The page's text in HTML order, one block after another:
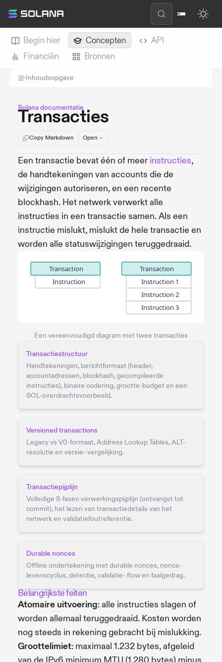
Begin hier Concepten
API
Financiën
Bronnen
Inhoudsopgave
Solana documentatie
Transacties
Copy Markdown Open
Een transactie bevat één of meer instructies,
de handtekeningen van accounts die de
wijzigingen autoriseren, en een recente
blockhash. Het netwerk verwerkt alle
instructies in een transactie samen. Als een
instructie mislukt, mislukt de hele transactie en
worden alle statuswijzigingen teruggedraaid.
Een vereenvoudigd diagram met twee transacties
Transactiestructuur
Handtekeningen, berichtformaat (header,
accountadressen, blockhash, gecompileerde
instructies), binaire codering, grootte-budget en een
SOL-overdrachtsvoorbeeld.
Versioned transactions
Legacy vs V0-formaat, Address Lookup Tables, ALT-
resolutie en versie- vergelijking.
Transactiepijplijn
Volledige 8-fasen verwerkingspijplijn (ontvangst tot
commit), het lezen van transactiedetails van het
netwerk en validatiefoutreferentie.
Durable nonces
Offline ondertekening met durable nonces, nonce-
levenscyclus, detectie, validatie- flow en faalgedrag.
Belangrijkste feiten
Atomaire uitvoering: alle instructies slagen of
worden allemaal teruggedraaid. Kosten worden
nog steeds in rekening gebracht bij mislukking.
Groottelimiet: maximaal 1.232 bytes, afgeleid